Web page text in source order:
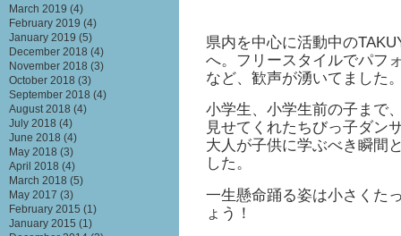
県内を中心に活動中の
へ。フリースタイルでパフ
など、歓声が湧いてました
小学生、小学生前の子まで
見せてくれたちびっ子ダン
大人が子供に学ぶべき瞬間
した。
一生懸命踊る姿は小さくた
ょう！
March 2019 (4)
February 2019 (4)
January 2019 (5)
December 2018 (4)
November 2018 (3)
October 2018 (3)
September 2018 (4)
August 2018 (4)
July 2018 (4)
June 2018 (4)
May 2018 (3)
April 2018 (4)
March 2018 (5)
May 2017 (3)
February 2015 (1)
January 2015 (1)